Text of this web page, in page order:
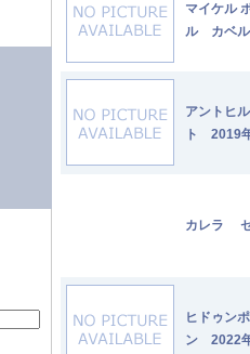
マイケル
ル カベ
アントヒ
ト 2019
カレラ
ヒドゥン
ン 2022